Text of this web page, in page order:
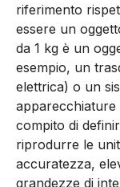
riferimento
essere un
da 1 kg è un
esempio, un
elettrica) o un
compito di
riprodurre le
accuratezza,
grandezze di